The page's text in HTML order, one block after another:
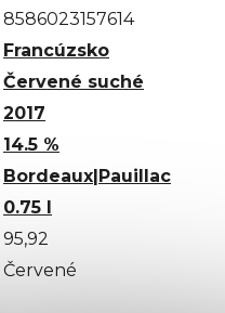
8586023157614
Francúzsko
Červené suché
2017
14.5 %
Bordeaux|Pauillac
0.75 l
95,92
Červené